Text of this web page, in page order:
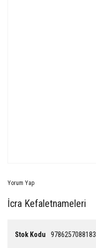
Yorum Yap
İcra Kefaletnameleri
Stok Kodu 9786257088183